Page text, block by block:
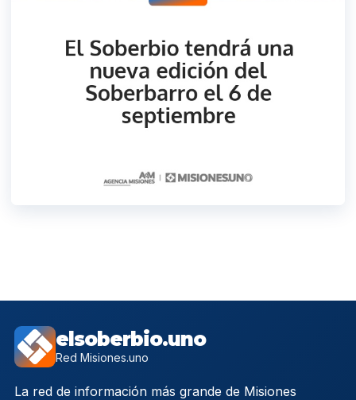
elsoberbio.uno
Red Misiones.uno
La red de información más grande de Misiones